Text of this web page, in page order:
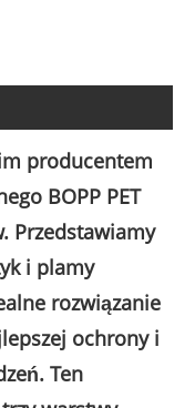
producentem
BOPP PET
Przedstawiamy
i plamy
rozwiązanie
ochrony i
Ten